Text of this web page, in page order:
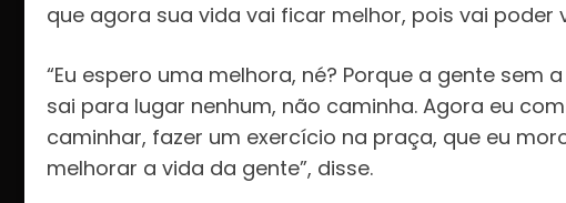
que agora sua vida vai ficar melhor, pois vai poder
“Eu espero uma melhora, né? Porque a gente
sai para lugar nenhum, não caminha. Agora eu
caminhar, fazer um exercício na praça, que eu
melhorar a vida da gente”, disse.